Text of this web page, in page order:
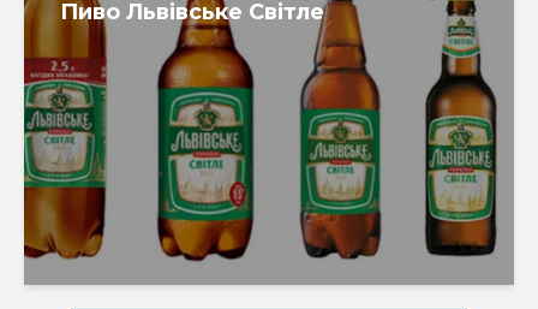
Пиво Львівське Світле